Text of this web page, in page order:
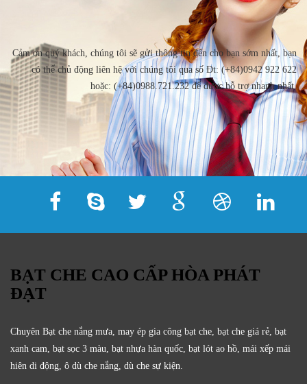
Cảm ơn quý khách, chúng tôi sẽ gửi thông tin đến cho bạn sớm nhất, bạn
có thể chủ động liên hệ với chúng tôi qua số Đt: (+84)0942 922 622
hoặc: (+84)0988.721.232 để được hỗ trợ nhanh nhất.
BẠT CHE CAO CẤP HÒA PHÁT
ĐẠT
Chuyên Bạt che nắng mưa, may ép gia công bạt che, bạt che giá rẻ, bạt
xanh cam, bạt sọc 3 màu, bạt nhựa hàn quốc, bạt lót ao hồ, mái xếp mái
hiên di động, ô dù che nắng, dù che sự kiện.